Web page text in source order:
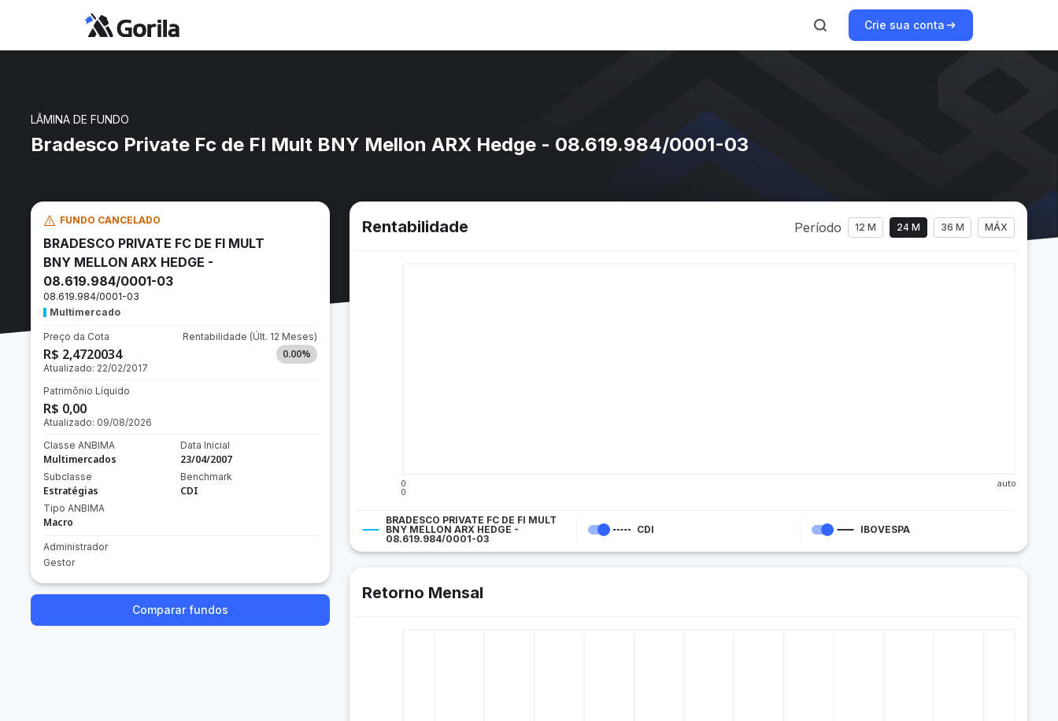
Crie sua conta
LÂMINA DE FUNDO
Bradesco Private Fc de FI Mult BNY Mellon ARX Hedge - 08.619.984/0001-03
FUNDO CANCELADO
BRADESCO PRIVATE FC DE FI MULT
BNY MELLON ARX HEDGE -
08.619.984/0001-03
08.619.984/0001-03
Multimercado
Preço da Cota
R$ 2,4720034
Atualizado: 22/02/2017
Rentabilidade (Últ. 12 Meses)
0.00%
Patrimônio Líquido
R$ 0,00
Atualizado: 09/08/2026
Classe ANBIMA
Multimercados
Subclasse
Estratégias
Tipo ANBIMA
Macro
Data Inicial
23/04/2007
Benchmark
CDI
Administrador
Gestor
Comparar fundos
Rentabilidade Período 12 M 24 M 36 M MÁX
0
0
auto
BRADESCO PRIVATE FC DE FI MULT
BNY MELLON ARX HEDGE -
08.619.984/0001-03
CDI IBOVESPA
Retorno Mensal